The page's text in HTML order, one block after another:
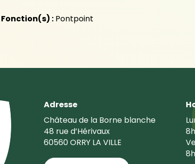
Fonction(s) : Pontpoint
Adresse
Château de la Borne blanche
48 rue d’Hérivaux
60560 ORRY LA VILLE